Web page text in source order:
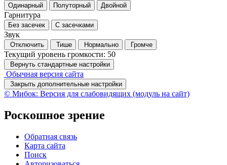
Одинарный Полуторный Двойной
Гарнитура
Без засечек С засечками
Звук
Отключить Тише Нормально Громче
Текущий уровень громкости: 50
Вернуть стандартные настройки
Обычная версия сайта
Закрыть дополнительные настройки
© Мибок: Версия для слабовидящих (модуль на сайт)
Роскошное зрение
Обратная связь
Карта сайта
Поиск